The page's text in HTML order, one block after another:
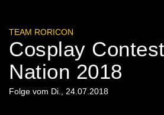
TEAM RORICON
Cosplay
Nation 2018
Folge vom Di., 24.07.2018